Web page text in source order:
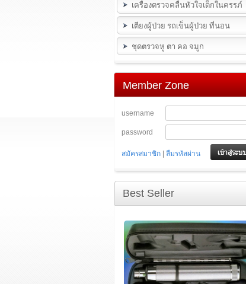
เครื่องตรวจคลื่นหัวใจเด็กในครรภ์
เตียงผู้ป่วย รถเข็นผู้ป่วย ที่นอน
ชุดตรวจหู ตา คอ จมูก
Member Zone
username
password
สมัครสมาชิก | ลืมรหัสผ่าน
Best Seller